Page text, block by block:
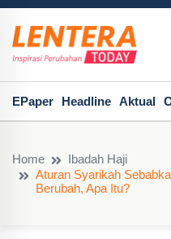
EPaper Headline Aktual
Home
Ibadah Haji
Aturan Syarikah
Berubah, Apa Itu?